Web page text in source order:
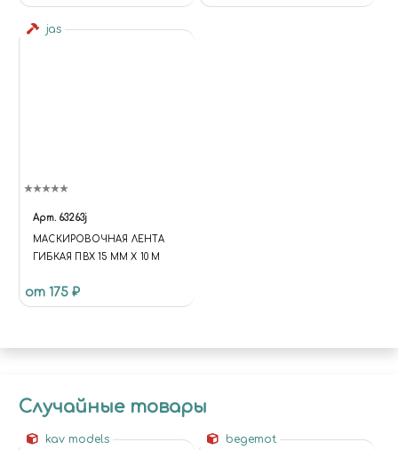
jas
Арт. 63263j
МАСКИРОВОЧНАЯ ЛЕНТА
ГИБКАЯ ПВХ 15 ММ Х 10 М
от 175 ₽
Случайные товары
kav models begemot